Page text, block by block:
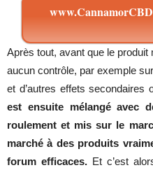
Après tout, avant que le produit
aucun contrôle, par exemple
et d’autres effets secondaires
est ensuite mélangé avec
roulement et mis sur le
marché à des produits
forum efficaces. Et c’est